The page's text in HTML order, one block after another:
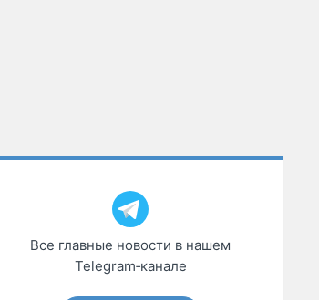
Все главные новости в нашем
Telegram‑канале